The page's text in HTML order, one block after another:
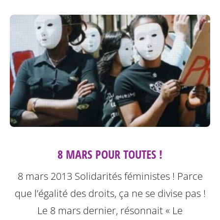
8 MARS POUR TOUTES !
8 mars 2013 Solidarités féministes ! Parce
que l’égalité des droits, ça ne se divise pas !
Le 8 mars dernier, résonnait « Le